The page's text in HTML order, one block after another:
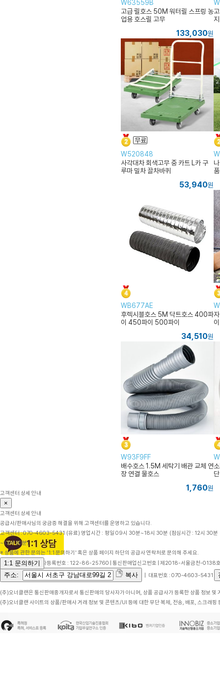
W63559B
고급 릴호스 50M 워터릴 스프링 농
업용 호스릴 고무
133,030원
W520848
사각대차 회색고무 중 카트 L카 구
루마 밀차 끌차바퀴
53,940원
WB677AE
후렉시블호스 5M 닥트호스 400파
이 450파이 500파이
34,510원
W93F9FF
배수호스 1.5M 세탁기 배관 교체 연
장 연결 물호스
1,760원